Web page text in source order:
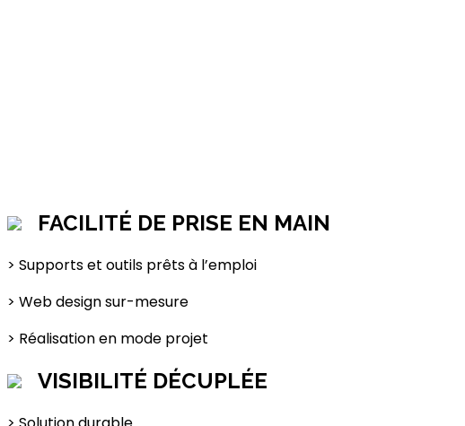
FACILITÉ DE PRISE EN MAIN
> Supports et outils prêts à l’emploi
> Web design sur-mesure
> Réalisation en mode projet
VISIBILITÉ DÉCUPLÉE